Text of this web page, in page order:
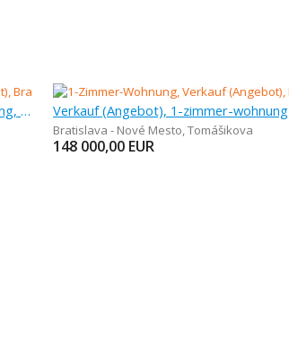
Verkauf (Angebot), 1-zimmer-wohnung, 28,1 m Verkauf (Angebot), 1-zimmer-wohnung
Bratislava - Nové Mesto,Tomášikova
148 000,00 EUR